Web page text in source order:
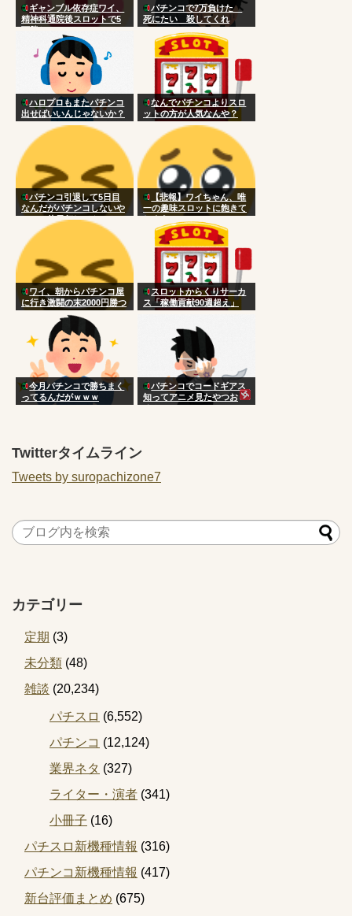
ギャンブル依存症ワイ、
精神科通院後スロットで5
万勝ち
パチンコで7万負けた
死にたい 殺してくれ
ハロプロもまたパチンコ
出せばいいんじゃないか？
なんでパチンコよりスロ
ットの方が人気なんや？
パチンコ引退して5日目
なんだがパチンコしないや
つって休日何してんの？
【悲報】ワイちゃん、唯
一の趣味スロットに飽きて
しまう
ワイ、朝からパチンコ屋
に行き激闘の末2000円勝つ
スロットからくりサーカ
ス「稼働貢献90週超え」
今月パチンコで勝ちまく
ってるんだがｗｗｗ
パチンコでコードギアス
知ってアニメ見たやつお
る？
Twitterタイムライン
Tweets by suropachizone7
カテゴリー
定期 (3)
未分類 (48)
雑談 (20,234)
パチスロ (6,552)
パチンコ (12,124)
業界ネタ (327)
ライター・演者 (341)
小冊子 (16)
パチスロ新機種情報 (316)
パチンコ新機種情報 (417)
新台評価まとめ (675)